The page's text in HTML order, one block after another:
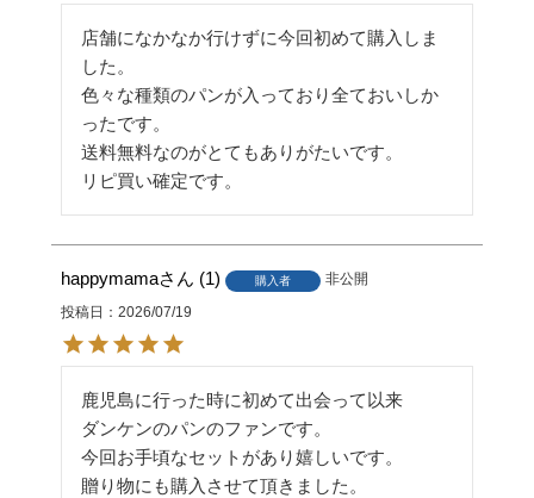
店舗になかなか行けずに今回初めて購入しま
した。
色々な種類のパンが入っており全ておいしか
ったです。
送料無料なのがとてもありがたいです。
リピ買い確定です。
happymama 1 購入者
非公開
投稿日
2026/07/19
鹿児島に行った時に初めて出会って以来
ダンケンのパンのファンです。
今回お手頃なセットがあり嬉しいです。
贈り物にも購入させて頂きました。